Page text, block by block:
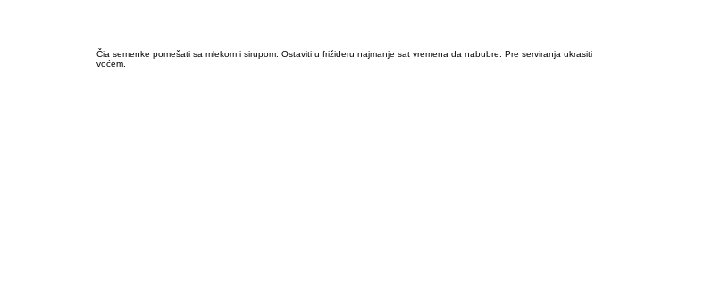
Čia semenke pomešati sa mlekom i sirupom. Ostaviti u frižideru najmanje sat vremena da nabubre. Pre serviranja ukrasiti
voćem.